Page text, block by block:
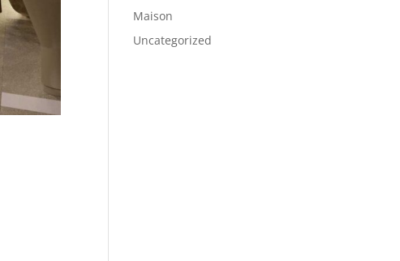
Maison
Uncategorized